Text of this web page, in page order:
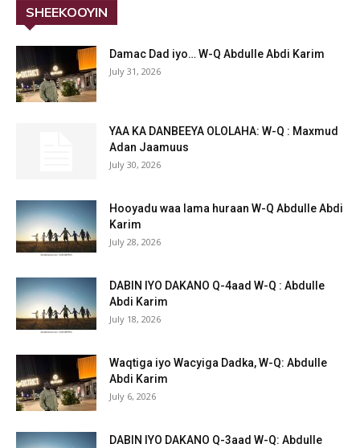
SHEEKOOYIN
Damac Dad iyo… W-Q Abdulle Abdi Karim
July 31, 2026
YAA KA DANBEEYA OLOLAHA: W-Q : Maxmud
Adan Jaamuus
July 30, 2026
Hooyadu waa lama huraan W-Q Abdulle Abdi
Karim
July 28, 2026
DABIN IYO DAKANO Q-4aad W-Q : Abdulle
Abdi Karim
July 18, 2026
Waqtiga iyo Wacyiga Dadka, W-Q: Abdulle
Abdi Karim
July 6, 2026
DABIN IYO DAKANO Q-3aad W-Q: Abdulle